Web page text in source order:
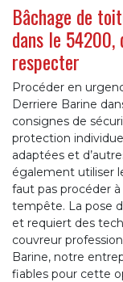
Bâchage de
dans le 54200,
respecter
Procéder en
Derriere Barine
consignes de
protection
adaptées et
également utiliser
faut pas procéder
tempête. La pose
et requiert des
couvreur
Barine, notre
fiables pour cette